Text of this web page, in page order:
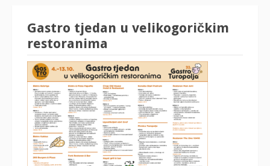
Gastro tjedan u velikogoričkim
restoranima